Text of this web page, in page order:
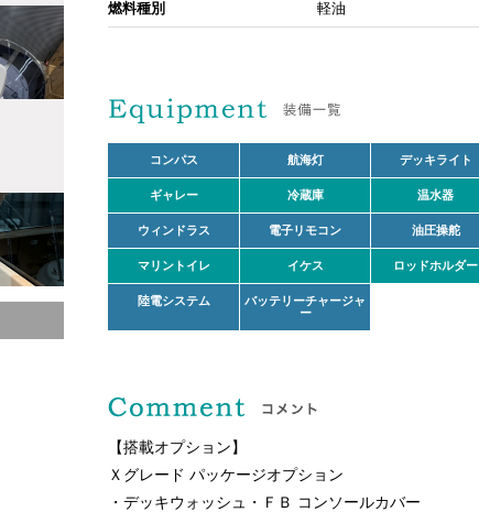
燃料種別 軽油
コンパス 航海灯 デッキライト
ギャレー 冷蔵庫 温水器
ウィンドラス 電子リモコン 油圧操舵
マリントイレ イケス ロッドホルダー
陸電システム
バッテリーチャージャ
ー
【搭載オプション】
Ｘグレード パッケージオプション
・デッキウォッシュ・ＦＢ コンソールカバー